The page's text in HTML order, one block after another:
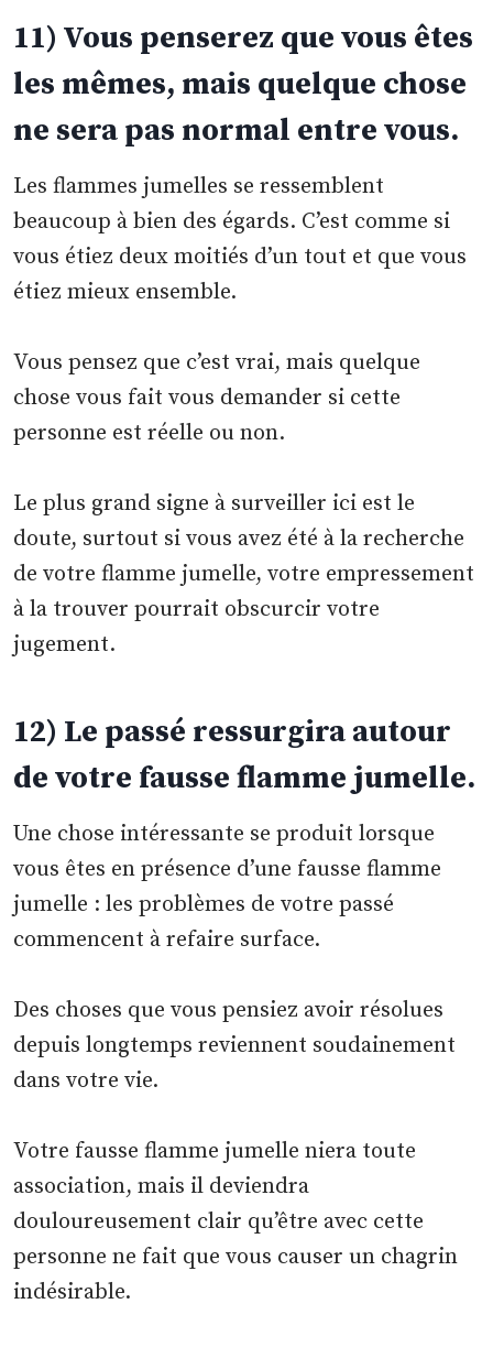
11) Vous penserez que vous êtes
les mêmes, mais quelque chose
ne sera pas normal entre vous.
Les flammes jumelles se ressemblent
beaucoup à bien des égards. C’est comme si
vous étiez deux moitiés d’un tout et que vous
étiez mieux ensemble.
Vous pensez que c’est vrai, mais quelque
chose vous fait vous demander si cette
personne est réelle ou non.
Le plus grand signe à surveiller ici est le
doute, surtout si vous avez été à la recherche
de votre flamme jumelle, votre empressement
à la trouver pourrait obscurcir votre
jugement.
12) Le passé ressurgira autour
de votre fausse flamme jumelle.
Une chose intéressante se produit lorsque
vous êtes en présence d’une fausse flamme
jumelle : les problèmes de votre passé
commencent à refaire surface.
Des choses que vous pensiez avoir résolues
depuis longtemps reviennent soudainement
dans votre vie.
Votre fausse flamme jumelle niera toute
association, mais il deviendra
douloureusement clair qu’être avec cette
personne ne fait que vous causer un chagrin
indésirable.